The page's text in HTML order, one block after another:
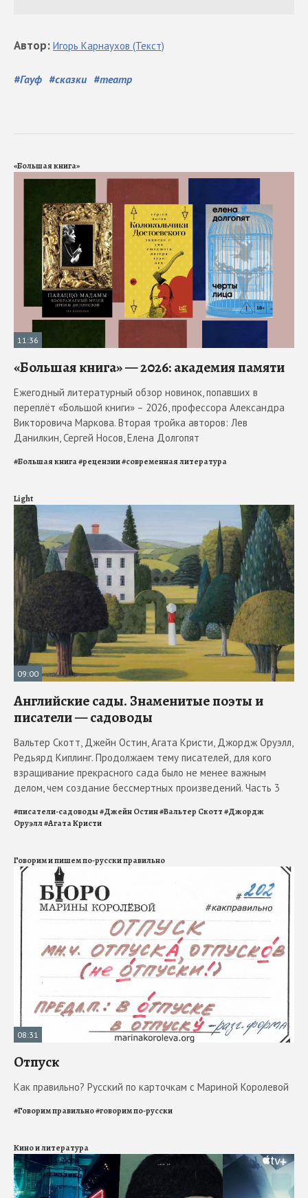
#Гауф #сказки #театр
Автор: Игорь Карнаухов (Текст)
«Большая книга»
11:36
«Большая книга» — 2026: академия памяти
Ежегодный литературный обзор новинок, попавших в
переплёт «Большой книги» – 2026, профессора Александра
Викторовича Маркова. Вторая тройка авторов: Лев
Данилкин, Сергей Носов, Елена Долгопят
#Большая книга#рецензии#современная литература
Light
09:00
Английские сады. Знаменитые поэты и
писатели — садоводы
Вальтер Скотт, Джейн Остин, Агата Кристи, Джордж Оруэлл,
Редьярд Киплинг. Продолжаем тему писателей, для кого
взращивание прекрасного сада было не менее важным
делом, чем создание бессмертных произведений. Часть 3
#писатели-садоводы#Джейн Остин#Вальтер Скотт#Джордж
Оруэлл#Агата Кристи
Говорим и пишем по-русски правильно
08:31
Отпуск
Как правильно? Русский по карточкам с Мариной Королевой
#Говорим правильно#говорим по-русски
Кино и литература